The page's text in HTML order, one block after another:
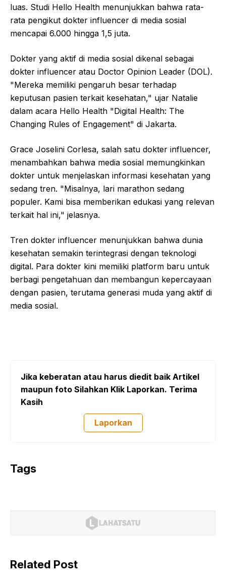
luas. Studi Hello Health menunjukkan bahwa rata-
rata pengikut dokter influencer di media sosial
mencapai 6.000 hingga 1,5 juta.
Dokter yang aktif di media sosial dikenal sebagai
dokter influencer atau Doctor Opinion Leader (DOL).
"Mereka memiliki pengaruh besar terhadap
keputusan pasien terkait kesehatan," ujar Natalie
dalam acara Hello Health "Digital Health: The
Changing Rules of Engagement" di Jakarta.
Grace Joselini Corlesa, salah satu dokter influencer,
menambahkan bahwa media sosial memungkinkan
dokter untuk menjelaskan informasi kesehatan yang
sedang tren. "Misalnya, lari marathon sedang
populer. Kami bisa memberikan edukasi yang relevan
terkait hal ini," jelasnya.
Tren dokter influencer menunjukkan bahwa dunia
kesehatan semakin terintegrasi dengan teknologi
digital. Para dokter kini memiliki platform baru untuk
berbagi pengetahuan dan membangun kepercayaan
dengan pasien, terutama generasi muda yang aktif di
media sosial.
Jika keberatan atau harus diedit baik Artikel
maupun foto Silahkan Klik Laporkan. Terima
Kasih
Laporkan
Tags
Related Post